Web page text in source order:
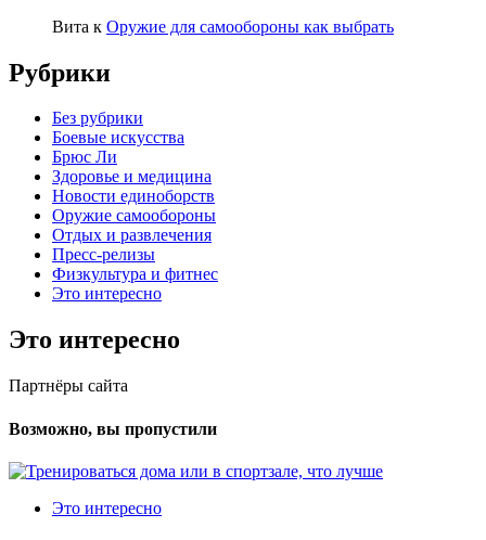
Вита к Оружие для самообороны как выбрать
Рубрики
Без рубрики
Боевые искусства
Брюс Ли
Здоровье и медицина
Новости единоборств
Оружие самообороны
Отдых и развлечения
Пресс-релизы
Физкультура и фитнес
Это интересно
Это интересно
Партнёры сайта
Возможно, вы пропустили
Это интересно